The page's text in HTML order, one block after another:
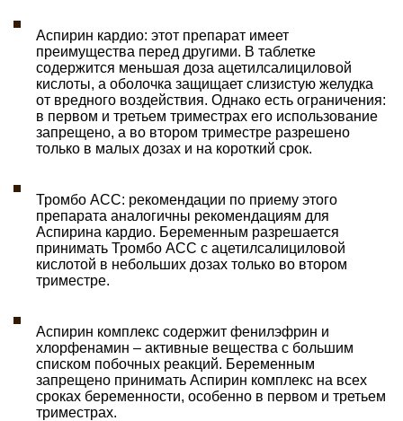
Аспирин кардио: этот препарат имеет
преимущества перед другими. В таблетке
содержится меньшая доза ацетилсалициловой
кислоты, а оболочка защищает слизистую желудка
от вредного воздействия. Однако есть ограничения:
в первом и третьем триместрах его использование
запрещено, а во втором триместре разрешено
только в малых дозах и на короткий срок.
Тромбо АСС: рекомендации по приему этого
препарата аналогичны рекомендациям для
Аспирина кардио. Беременным разрешается
принимать Тромбо АСС с ацетилсалициловой
кислотой в небольших дозах только во втором
триместре.
Аспирин комплекс содержит фенилэфрин и
хлорфенамин – активные вещества с большим
списком побочных реакций. Беременным
запрещено принимать Аспирин комплекс на всех
сроках беременности, особенно в первом и третьем
триместрах.